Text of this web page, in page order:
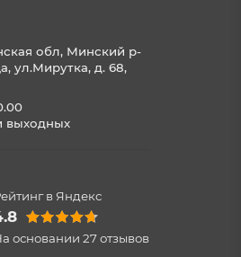
обл, Минский р-
ул.Мирутка, д. 68,
выходных
в Яндекс
основании 27отзывов